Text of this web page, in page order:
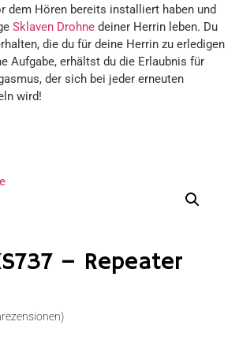
dem Hören bereits installiert haben und
Sklaven Drohne deiner Herrin leben. Du
die du für deine Herrin zu erledigen
Aufgabe, erhältst du die Erlaubnis für
der sich bei jeder erneuten
wird!
– Repeater